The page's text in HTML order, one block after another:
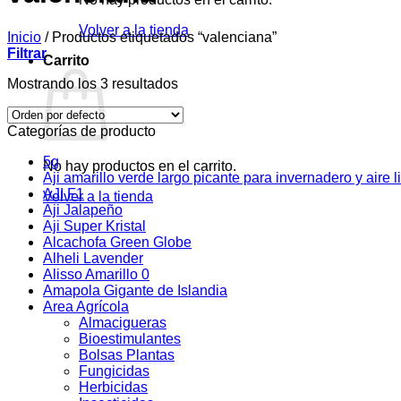
Volver a la tienda
Carrito
No hay productos en el carrito.
Volver a la tienda
Inicio /Productos etiquetados “valenciana”
Filtrar
Mostrando los 3 resultados
Categorías de producto
5g
Aji amarillo verde largo picante para invernadero y aire
AJI F1
Aji Jalapeño
Aji Super Kristal
Alcachofa Green Globe
Alheli Lavender
Alisso Amarillo 0
Amapola Gigante de Islandia
Area Agrícola
Almacigueras
Bioestimulantes
Bolsas Plantas
Fungicidas
Herbicidas